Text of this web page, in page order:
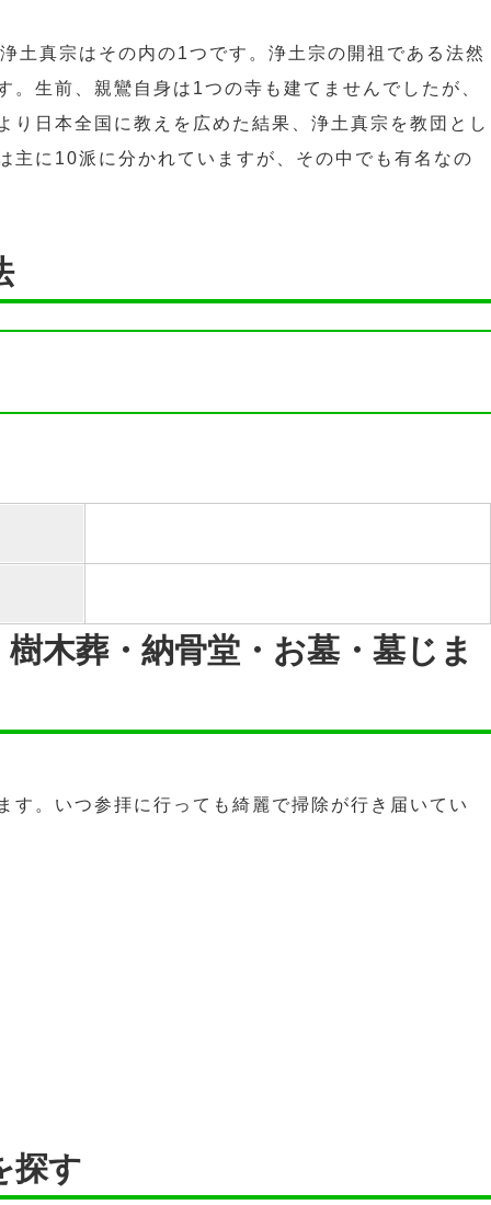
土真宗はその内の1つです。浄土宗の開祖である法然
。生前、親鸞自身は1つの寺も建てませんでしたが、
り日本全国に教えを広めた結果、浄土真宗を教団とし
主に10派に分かれていますが、その中でも有名なの
木葬・納骨堂・お墓・墓じま
す。いつ参拝に行っても綺麗で掃除が行き届いてい
探す